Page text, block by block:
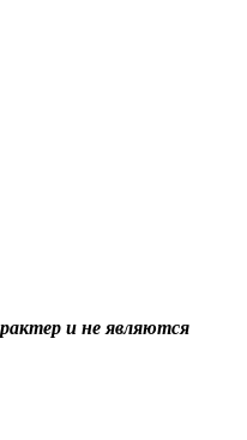
и не являются